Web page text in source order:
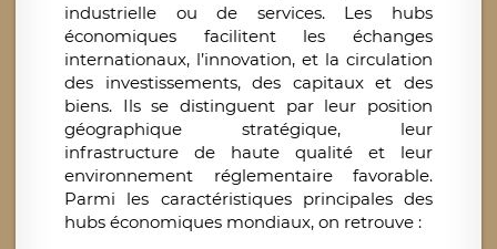
industrielle ou de services. Les hubs
économiques facilitent les échanges
internationaux, l’innovation, et la circulation
des investissements, des capitaux et des
biens. Ils se distinguent par leur position
géographique stratégique, leur
infrastructure de haute qualité et leur
environnement réglementaire favorable.
Parmi les caractéristiques principales des
hubs économiques mondiaux, on retrouve :